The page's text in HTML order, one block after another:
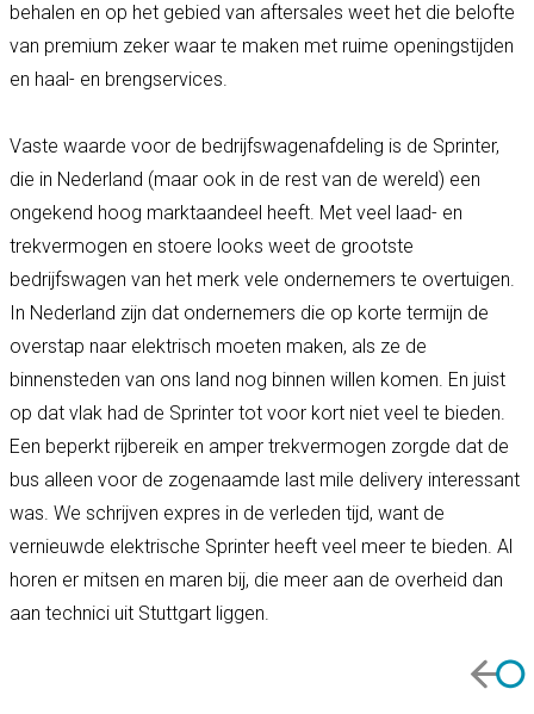
behalen en op het gebied van aftersales weet het die belofte
van premium zeker waar te maken met ruime openingstijden
en haal- en brengservices.
Vaste waarde voor de bedrijfswagenafdeling is de Sprinter,
die in Nederland (maar ook in de rest van de wereld) een
ongekend hoog marktaandeel heeft. Met veel laad- en
trekvermogen en stoere looks weet de grootste
bedrijfswagen van het merk vele ondernemers te overtuigen.
In Nederland zijn dat ondernemers die op korte termijn de
overstap naar elektrisch moeten maken, als ze de
binnensteden van ons land nog binnen willen komen. En juist
op dat vlak had de Sprinter tot voor kort niet veel te bieden.
Een beperkt rijbereik en amper trekvermogen zorgde dat de
bus alleen voor de zogenaamde last mile delivery interessant
was. We schrijven expres in de verleden tijd, want de
vernieuwde elektrische Sprinter heeft veel meer te bieden. Al
horen er mitsen en maren bij, die meer aan de overheid dan
aan technici uit Stuttgart liggen.